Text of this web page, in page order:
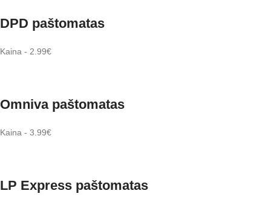
DPD paštomatas
Kaina - 2.99€
Omniva paštomatas
Kaina - 3.99€
LP Express paštomatas